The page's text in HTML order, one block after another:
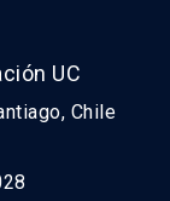
UC
Chile